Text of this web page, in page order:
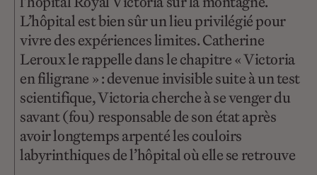
L’hôpital est bien sûr un lieu privilégié pour
vivre des expériences limites. Catherine
Leroux le rappelle dans le chapitre « Victoria
en filigrane » : devenue invisible suite à un test
scientifique, Victoria cherche à se venger du
savant (fou) responsable de son état après
avoir longtemps arpenté les couloirs
labyrinthiques de l’hôpital où elle se retrouve